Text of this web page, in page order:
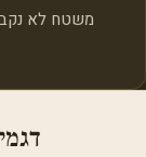
משטח לא